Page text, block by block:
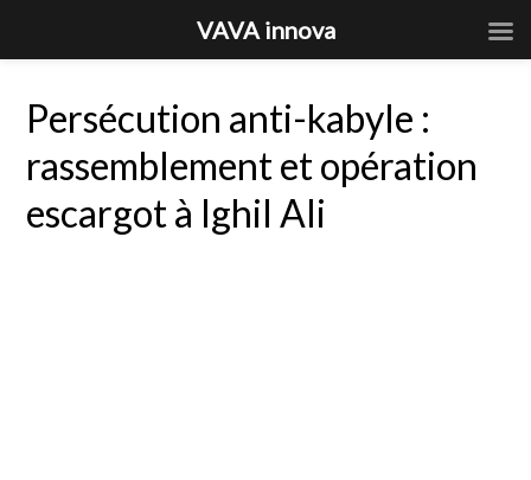
Persécution anti-kabyle :
rassemblement et opération
escargot à Ighil Ali
VAVA innova